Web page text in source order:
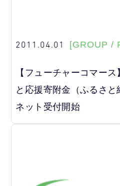
2011.04.01 [GROUP /
【フューチャーコマー
と応援寄附金（ふるさ
ネット受付開始